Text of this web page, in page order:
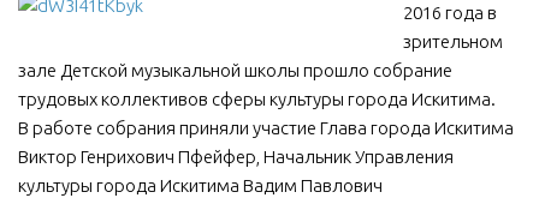
Отчеты о деятельности
Учреждения культуры
МБУ Дом культуры «Молодость»
МБУ Дом культуры «Октябрь»
2016 года в
зрительном
зале Детской музыкальной школы прошло собрание
трудовых коллективов сферы культуры города Искитима.
В работе собрания приняли участие Глава города Искитима
Виктор Генрихович Пфейфер, Начальник Управления
культуры города Искитима Вадим Павлович